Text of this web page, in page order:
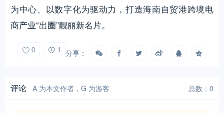
为中心、以数字化为驱动力，打造海南自贸港跨境电
商产业“出圈”靓丽新名片。
0 1 分享：
评论 A 为本文作者，G 为游客 总数：0